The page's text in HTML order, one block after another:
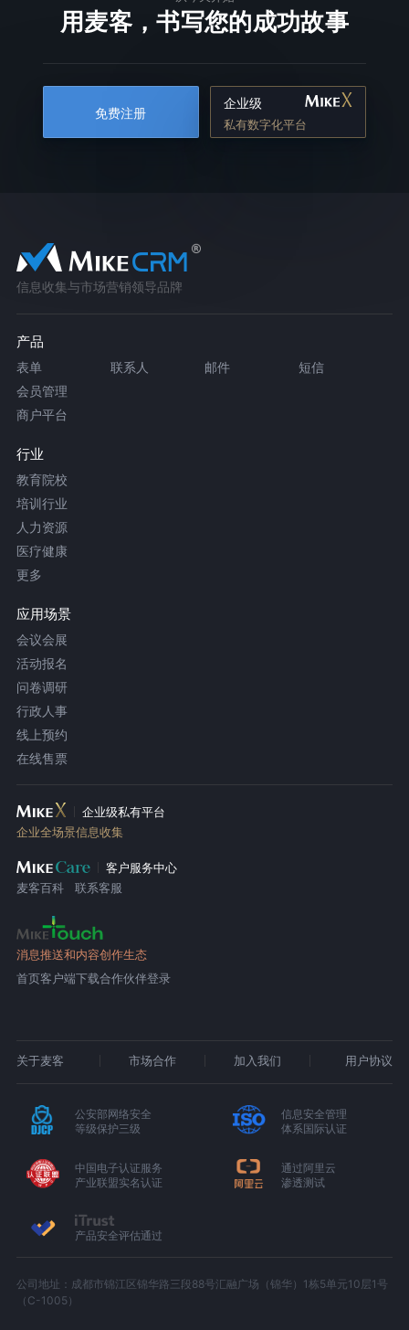
用麦客，书写您的成功故事
免费注册
企业级
私有数字化平台
信息收集与市场营销领导品牌
产品
表单 联系人 邮件
短信
会员管理
商户平台
行业
教育院校
培训行业
人力资源
医疗健康
更多
应用场景
会议会展
活动报名
问卷调研
行政人事
线上预约
在线售票
企业级私有平台
企业全场景信息收集
客户服务中心
麦客百科
联系客服
消息推送和内容创作生态
首页客户端下载合作伙伴登录
关于麦客 市场合作 加入我们 用户协议
公安部网络安全
等级保护三级
信息安全管理
体系国际认证
中国电子认证服务
产业联盟实名认证
通过阿里云
渗透测试
产品安全评估通过
公司地址：成都市锦江区锦华路三段88号汇融广场（锦华）1栋5单元10层1号
（C-1005）